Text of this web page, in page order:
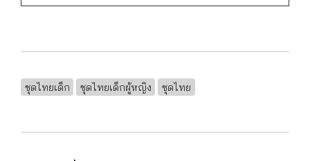
ชุดไทยเด็ก ชุดไทยเด็กผู้หญิง ชุดไทย